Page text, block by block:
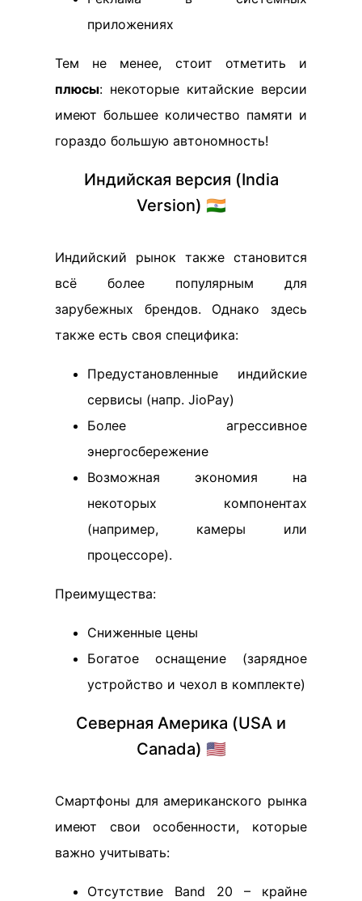
приложениях
Тем не менее, стоит отметить и
плюсы: некоторые китайские версии
имеют большее количество памяти и
гораздо большую автономность!
Индийская версия (India
Version) 🇮🇳
Индийский рынок также становится
всё более популярным для
зарубежных брендов. Однако здесь
также есть своя специфика:
Предустановленные индийские
сервисы (напр. JioPay)
Более агрессивное
энергосбережение
Возможная экономия на
некоторых компонентах
(например, камеры или
процессоре).
Преимущества:
Сниженные цены
Богатое оснащение (зарядное
устройство и чехол в комплекте)
Северная Америка (USA и
Canada) 🇺🇸
Смартфоны для американского рынка
имеют свои особенности, которые
важно учитывать:
Отсутствие Band 20 – крайне